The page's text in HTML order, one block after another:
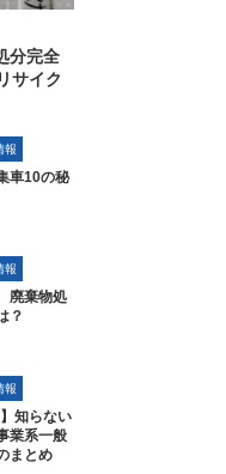
分完全
サイク
報
車10の秘
報
廃棄物処
？
報
知らない
業系一般
まとめ